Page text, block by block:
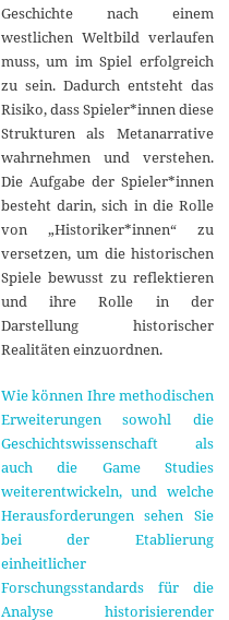
Geschichte nach einem
westlichen Weltbild verlaufen
muss, um im Spiel erfolgreich
zu sein. Dadurch entsteht das
Risiko, dass Spieler*innen diese
Strukturen als Metanarrative
wahrnehmen und verstehen.
Die Aufgabe der Spieler*innen
besteht darin, sich in die Rolle
von „Historiker*innen“ zu
versetzen, um die historischen
Spiele bewusst zu reflektieren
und ihre Rolle in der
Darstellung historischer
Realitäten einzuordnen.
Wie können Ihre methodischen
Erweiterungen sowohl die
Geschichtswissenschaft als
auch die Game Studies
weiterentwickeln, und welche
Herausforderungen sehen Sie
bei der Etablierung
einheitlicher
Forschungsstandards für die
Analyse historisierender